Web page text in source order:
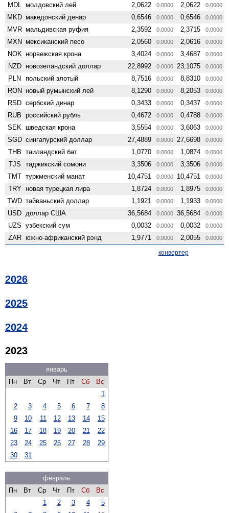
MDL молдовский лей 2,0622 0.0000 2,0622 0.0000
MKD македонский денар 0,6546 0.0000 0,6546 0.0000
MVR мальдивская руфия 2,3592 0.0000 2,3715 0.0000
MXN мексиканский песо 2,0560 0.0000 2,0616 0.0000
NOK норвежская крона 3,4024 0.0000 3,4687 0.0000
NZD ново­зеландский доллар 22,8992 0.0000 23,1075 0.0000
PLN польский злотый 8,7516 0.0000 8,8310 0.0000
RON новый румынский лей 8,1290 0.0000 8,2053 0.0000
RSD сербский динар 0,3433 0.0000 0,3437 0.0000
RUB российский рубль 0,4672 0.0000 0,4788 0.0000
SEK шведская крона 3,5554 0.0000 3,6063 0.0000
SGD сингапурский доллар 27,4889 0.0000 27,6698 0.0000
THB таиландский бат 1,0770 0.0000 1,0874 0.0000
TJS таджикский сомони 3,3506 0.0000 3,3506 0.0000
TMT туркменский манат 10,4751 0.0000 10,4751 0.0000
TRY новая турецкая лира 1,8724 0.0000 1,8975 0.0000
TWD тайваньский доллар 1,1921 0.0000 1,1933 0.0000
USD доллар США 36,5684 0.0000 36,5684 0.0000
UZS узбекский сум 0,0032 0.0000 0,0032 0.0000
ZAR южно-африканский рэнд 1,9771 0.0000 2,0055 0.0000
конвертер
2026
2025
2024
2023
январь
Пн
Вт Ср Чт Пт Сб
Вс
1
2
3 4 5 6 7
8
9
10 11 12 13 14
15
16
17 18 19 20 21
22
23
24 25 26 27 28
29
30
31
февраль
Пн
Вт Ср Чт Пт Сб
Вс
1
2 3 4
5